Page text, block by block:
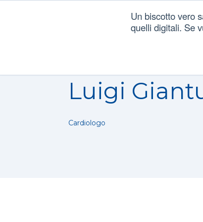
Un biscotto vero
quelli digitali. Se
Luigi
Cardiologo